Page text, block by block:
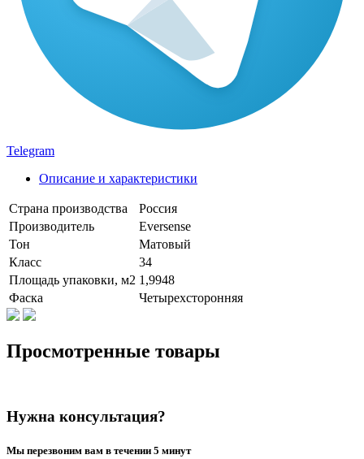
Telegram
Описание и характеристики
Страна производства
Россия
Производитель
Eversense
Тон
Матовый
Класс
34
Площадь упаковки, м2 1,9948
Фаска
Четырехсторонняя
Просмотренные товары
Нужна консультация?
Мы перезвоним вам в течении 5 минут